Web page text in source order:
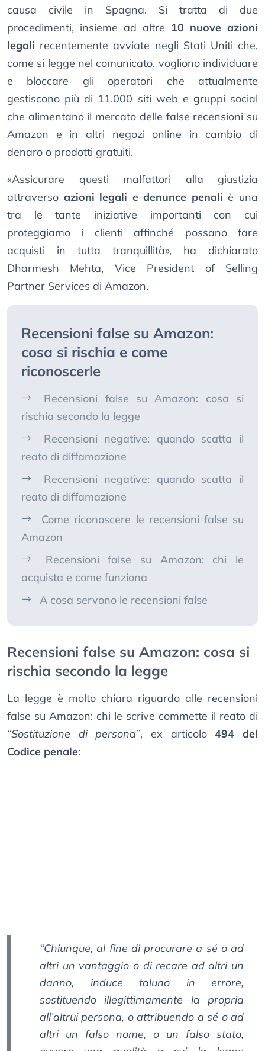
causa civile in Spagna. Si tratta di due
procedimenti, insieme ad altre 10 nuove azioni
legali recentemente avviate negli Stati Uniti che,
come si legge nel comunicato, vogliono individuare
e bloccare gli operatori che attualmente
gestiscono più di 11.000 siti web e gruppi social
che alimentano il mercato delle false recensioni su
Amazon e in altri negozi online in cambio di
denaro o prodotti gratuiti.
«Assicurare questi malfattori alla giustizia
attraverso azioni legali e denunce penali è una
tra le tante iniziative importanti con cui
proteggiamo i clienti affinché possano fare
acquisti in tutta tranquillità», ha dichiarato
Dharmesh Mehta, Vice President of Selling
Partner Services di Amazon.
Recensioni false su Amazon:
cosa si rischia e come
riconoscerle
Recensioni false su Amazon: cosa si
rischia secondo la legge
Recensioni negative: quando scatta il
reato di diffamazione
Recensioni negative: quando scatta il
reato di diffamazione
Come riconoscere le recensioni false su
Amazon
Recensioni false su Amazon: chi le
acquista e come funziona
A cosa servono le recensioni false
Recensioni false su Amazon: cosa si
rischia secondo la legge
La legge è molto chiara riguardo alle recensioni
false su Amazon: chi le scrive commette il reato di
“Sostituzione di persona”, ex articolo494 del
Codice penale:
“Chiunque, al fine di procurare a sé o ad
altri un vantaggio o di recare ad altri un
danno, induce taluno in errore,
sostituendo illegittimamente la propria
all’altrui persona, o attribuendo a sé o ad
altri un falso nome, o un falso stato,